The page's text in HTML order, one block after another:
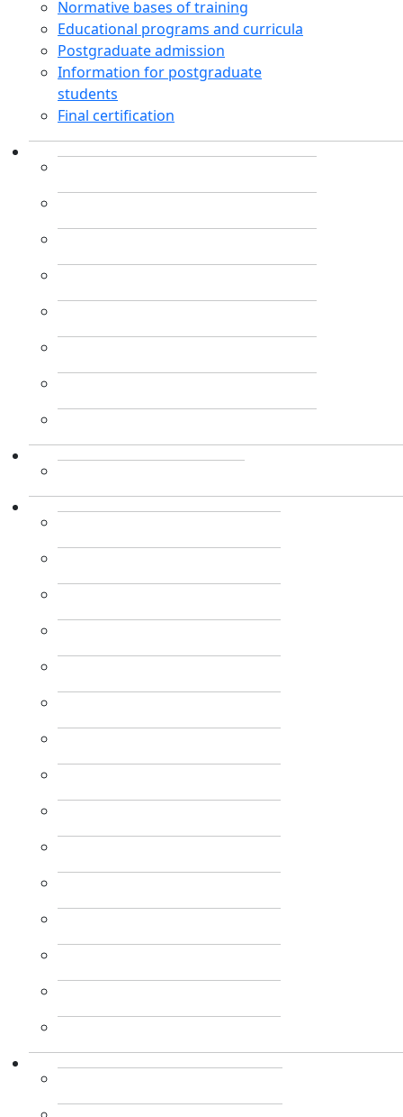
Normative bases of training
Educational programs and curricula
Postgraduate admission
Information for postgraduate
students
Final certification